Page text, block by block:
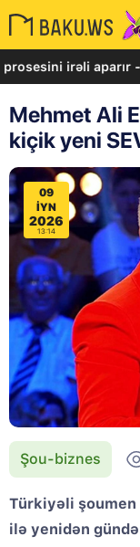
aparır - Elman
Mehmet Ali
kiçik yeni
09
IYN
2026
13:14
Şou-biznes
Türkiyəli şoumen
ilə yenidən